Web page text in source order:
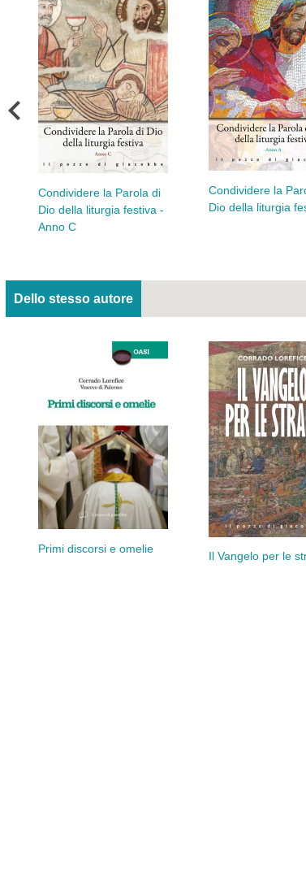
Condividere la Parola di
Dio della liturgia festiva -
Anno C
Condividere la
Dio della liturgia
Dello stesso autore
Primi discorsi e omelie
Il Vangelo per le